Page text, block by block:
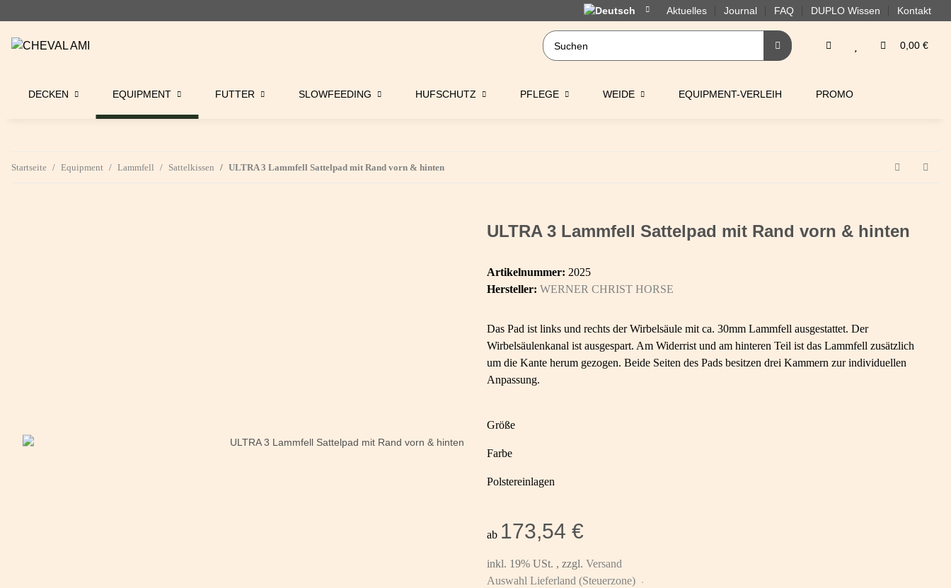
Aktuelles Journal FAQ DUPLO Wissen Kontakt
0,00 €
DECKEN EQUIPMENT FUTTER SLOWFEEDING HUFSCHUTZ PFLEGE WEIDE EQUIPMENT-VERLEIH PROMO
Startseite Equipment Lammfell Sattelkissen ULTRA 3 Lammfell Sattelpad mit Rand vorn & hinten
ULTRA 3 Lammfell Sattelpad mit Rand vorn & hinten
Artikelnummer: 2025
Hersteller: WERNER CHRIST HORSE
Das Pad ist links und rechts der Wirbelsäule mit ca. 30mm Lammfell ausgestattet. Der
Wirbelsäulenkanal ist ausgespart. Am Widerrist und am hinteren Teil ist das Lammfell zusätzlich
um die Kante herum gezogen. Beide Seiten des Pads besitzen drei Kammern zur individuellen
Anpassung.
Größe
Farbe
Polstereinlagen
ab 173,54 €
inkl. 19% USt. , zzgl. Versand
Auswahl Lieferland (Steuerzone)